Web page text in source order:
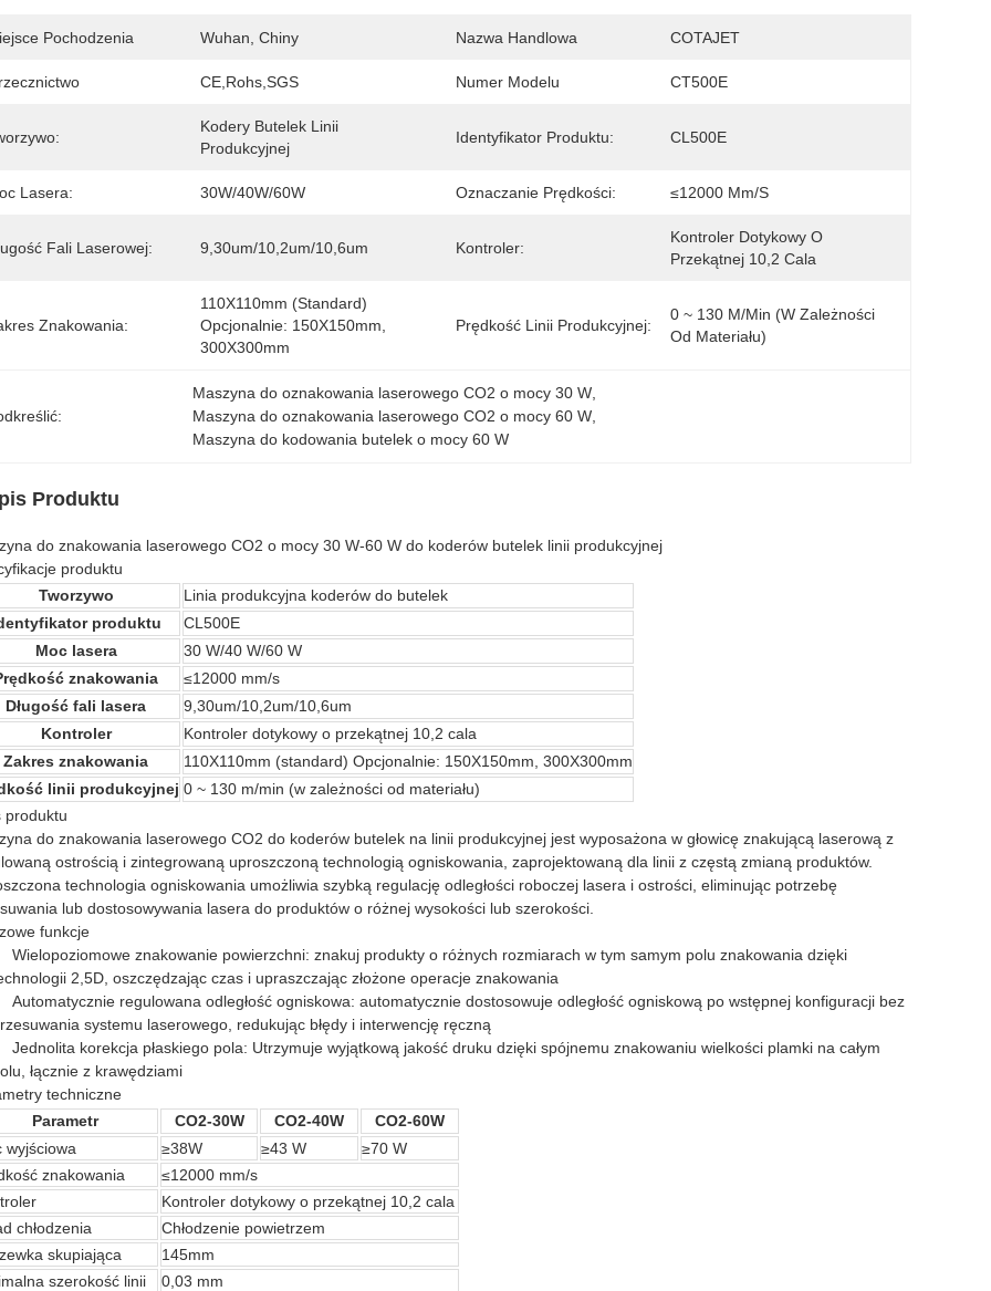
Pochodzenia Wuhan, Chiny Nazwa Handlowa COTAJET
CE,Rohs,SGS Numer Modelu CT500E
Kodery Butelek Linii
Produkcyjnej
Identyfikator Produktu: CL500E
Lasera: 30W/40W/60W Oznaczanie Prędkości: ≤12000 Mm/s
Fali Laserowej: 9,30um/10,2um/10,6um Kontroler:
Kontroler Dotykowy O
Przekątnej 10,2 Cala
Znakowania:
110X110mm (standard)
Opcjonalnie: 150X150mm,
300X300mm
Prędkość Linii Produkcyjnej:
0 ~ 130 M/min (w Zależności
Od Materiału)
Maszyna do oznakowania laserowego CO2 o mocy 30 W
Maszyna do oznakowania laserowego CO2 o mocy 60 W
Maszyna do kodowania butelek o mocy 60 W
Produktu
do znakowania laserowego CO2 o mocy 30 W-60 W do koderów butelek linii produkcyjnej
produktu
Tworzywo
Linia produkcyjna koderów do butelek
produktu
CL500E
Moc lasera
30 W/40 W/60 W
znakowania
≤12000 mm/s
Długość fali lasera
9,30um/10,2um/10,6um
Kontroler
Kontroler dotykowy o przekątnej 10,2 cala
Zakres znakowania
110X110mm (standard) Opcjonalnie: 150X150mm, 300X300mm
linii produkcyjnej 0 ~ 130 m/min (w zależności od materiału)
produktu
do znakowania laserowego CO2 do koderów butelek na linii produkcyjnej jest wyposażona w głowicę znakującą laserową z
ostrością i zintegrowaną uproszczoną technologią ogniskowania, zaprojektowaną dla linii z częstą zmianą produktów.
technologia ogniskowania umożliwia szybką regulację odległości roboczej lasera i ostrości, eliminując potrzebę
lub dostosowywania lasera do produktów o różnej wysokości lub szerokości.
funkcje
Wielopoziomowe znakowanie powierzchni: znakuj produkty o różnych rozmiarach w tym samym polu znakowania dzięki
2,5D, oszczędzając czas i upraszczając złożone operacje znakowania
Automatycznie regulowana odległość ogniskowa: automatycznie dostosowuje odległość ogniskową po wstępnej konfiguracji bez
systemu laserowego, redukując błędy i interwencję ręczną
Jednolita korekcja płaskiego pola: Utrzymuje wyjątkową jakość druku dzięki spójnemu znakowaniu wielkości plamki na całym
łącznie z krawędziami
techniczne
Parametr
CO2-30W CO2-40W
CO2-60W
wyjściowa
≥38W ≥43 W
≥70 W
znakowania
≤12000 mm/s
Kontroler dotykowy o przekątnej 10,2 cala
chłodzenia
Chłodzenie powietrzem
skupiająca
145mm
szerokość linii
0,03 mm